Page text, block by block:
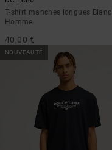
T-shirt manches longues Blanc
Homme
40,00 €
NOUVEAUTÉ